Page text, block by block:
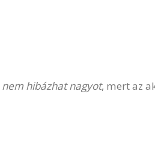
nem hibázhat nagyot, mert az